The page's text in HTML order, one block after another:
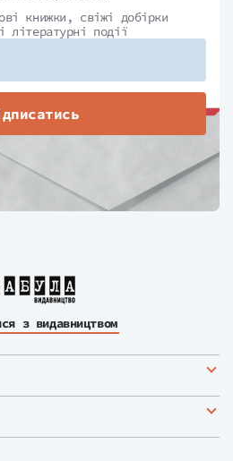
книжки, свіжі добірки
літературні події
з видавництвом